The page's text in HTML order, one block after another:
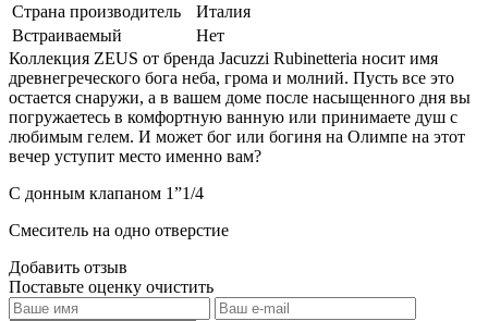
Страна производитель
Италия
Встраиваемый
Нет
Коллекция ZEUS от бренда Jacuzzi Rubinetteria носит имя
древнегреческого бога неба, грома и молний. Пусть все это
остается снаружи, а в вашем доме после насыщенного дня вы
погружаетесь в комфортную ванную или принимаете душ с
любимым гелем. И может бог или богиня на Олимпе на этот
вечер уступит место именно вам?
C донным клапаном 1”1/4
Смеситель на одно отверстие
Добавить отзыв
Поставьте оценку очистить